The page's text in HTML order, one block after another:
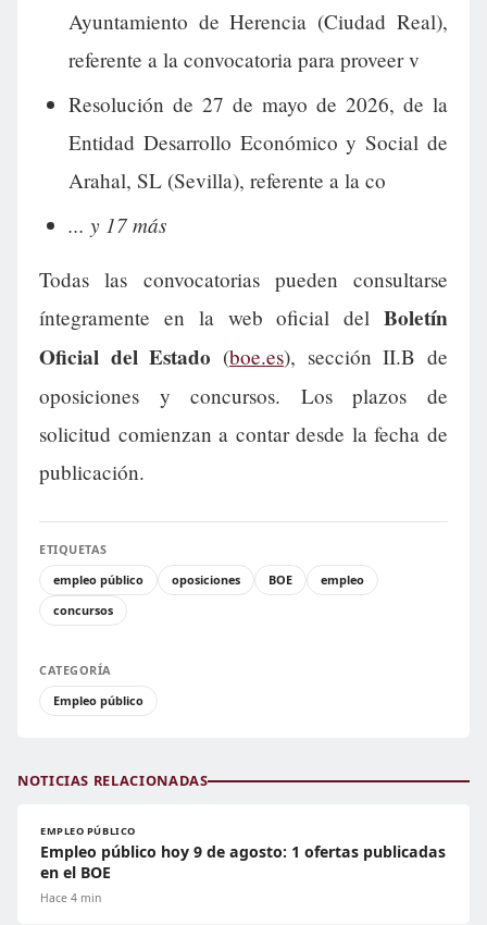
Ayuntamiento de Herencia (Ciudad Real),
referente a la convocatoria para proveer v
Resolución de 27 de mayo de 2026, de la
Entidad Desarrollo Económico y Social de
Arahal, SL (Sevilla), referente a la co
... y 17 más
Todas las convocatorias pueden consultarse
íntegramente en la web oficial del Boletín
Oficial del Estado (boe.es), sección II.B de
oposiciones y concursos. Los plazos de
solicitud comienzan a contar desde la fecha de
publicación.
ETIQUETAS
empleo público
oposiciones BOE
empleo
concursos
CATEGORÍA
Empleo público
NOTICIAS RELACIONADAS
EMPLEO PÚBLICO
Empleo público hoy 9 de agosto: 1 ofertas publicadas
en el BOE
Hace 4 min